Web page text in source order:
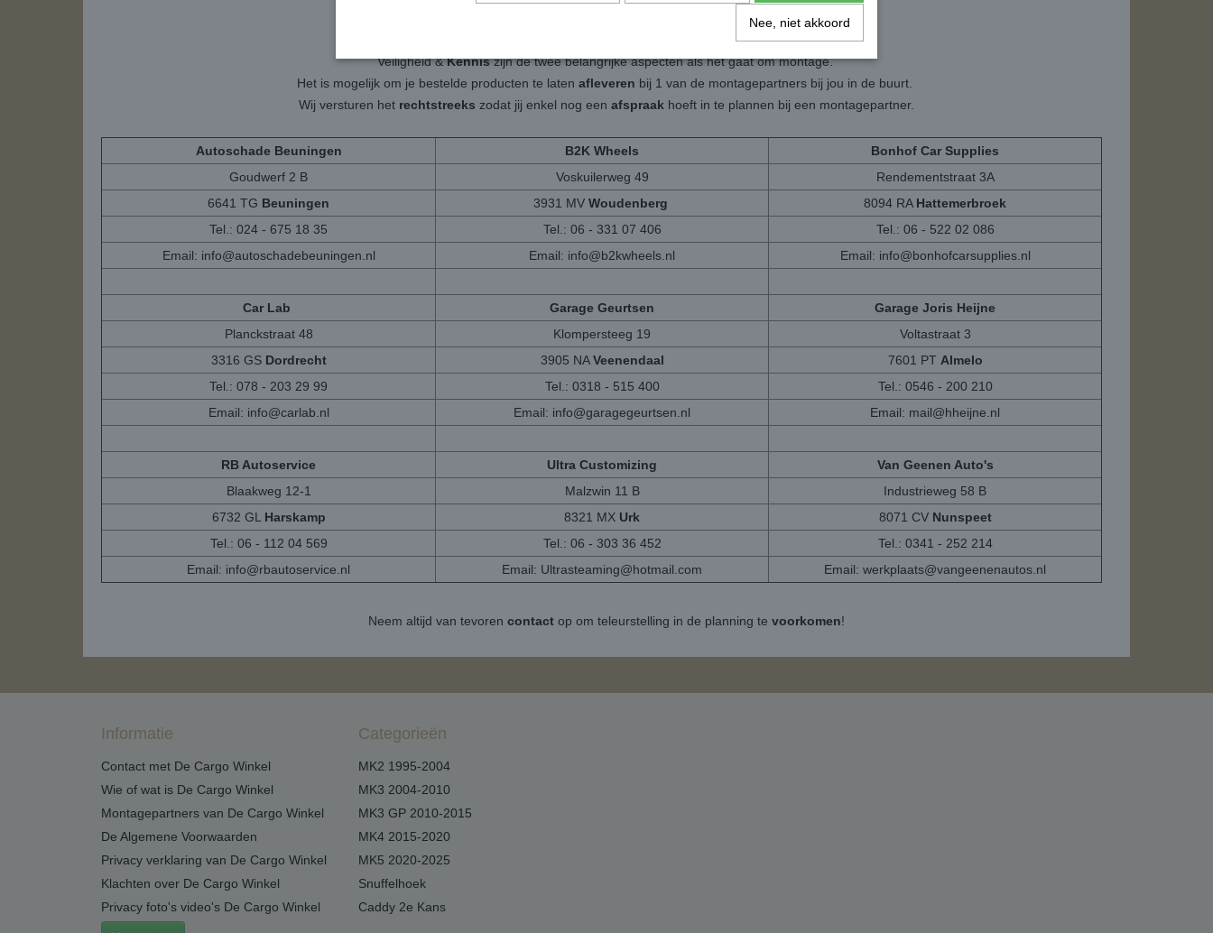
Veiligheid &Kenniszijn de twee belangrijke aspecten als het gaat om montage.
Het is mogelijk om je bestelde producten te laten afleveren bij 1 van de montagepartners bij jou in de buurt.
Wij versturen het rechtstreeks zodat jij enkel nog een afspraak hoeft in te plannen bij een montagepartner.
Autoschade Beuningen B2K Wheels
Bonhof Car Supplies
Goudwerf 2 B
Voskuilerweg 49
Rendementstraat 3A
6641 TG Beuningen 3931 MV Woudenberg 8094 RA Hattemerbroek
Tel.: 024 - 675 18 35
Tel.: 06 - 331 07 406
Tel.: 06 - 522 02 086
Email: info@autoschadebeuningen.nl Email: info@b2kwheels.nl Email: info@bonhofcarsupplies.nl
Car Lab Garage Geurtsen
Garage Joris Heijne
Planckstraat 48
Klompersteeg 19
Voltastraat 3
3316 GS Dordrecht 3905 NAVeenendaal 7601 PT Almelo
Tel.: 078 - 203 29 99
Tel.: 0318 - 515 400
Tel.: 0546 - 200 210
Email: info@carlab.nl Email: info@garagegeurtsen.nl Email: mail@hheijne.nl
RB Autoservice Ultra Customizing
Van Geenen Auto's
Blaakweg 12-1
Malzwin 11 B
Industrieweg 58 B
6732 GL Harskamp 8321 MX Urk 8071 CV Nunspeet
Tel.: 06 - 112 04 569
Tel.: 06 - 303 36 452
Tel.: 0341 - 252 214
Email: info@rbautoservice.nl Email: Ultrasteaming@hotmail.com Email: werkplaats@vangeenenautos.nl
Neem altijd van tevoren contact op om teleurstelling in de planning te voorkomen!
Informatie
Contact met De Cargo Winkel
Wie of wat is De Cargo Winkel
Montagepartners van De Cargo Winkel
De Algemene Voorwaarden
Privacy verklaring van De Cargo Winkel
Klachten over De Cargo Winkel
Privacy foto's video's De Cargo Winkel
Categorieën
MK2 1995-2004
MK3 2004-2010
MK3 GP 2010-2015
MK4 2015-2020
MK5 2020-2025
Snuffelhoek
Caddy 2e Kans
Nee, niet akkoord